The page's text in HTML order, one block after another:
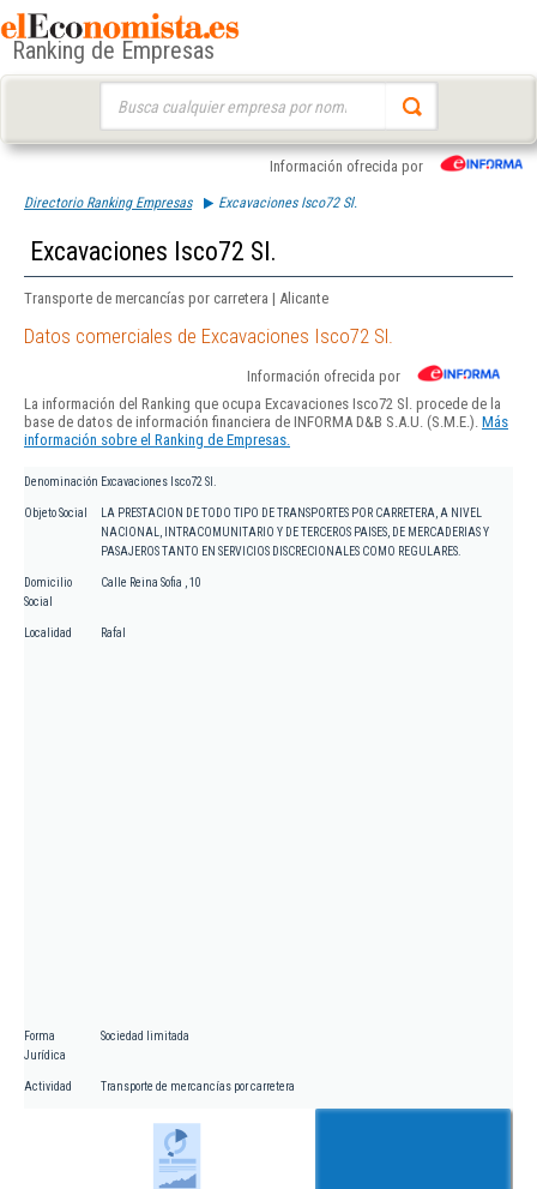
Ranking de Empresas
Información ofrecida por
Directorio Ranking Empresas Excavaciones Isco72 Sl.
Excavaciones Isco72 Sl.
Transporte de mercancías por carretera | Alicante
Datos comerciales de Excavaciones Isco72 Sl.
Información ofrecida por
La información del Ranking que ocupa Excavaciones Isco72 Sl. procede de la
base de datos de información financiera de INFORMA D&B S.A.U. (S.M.E.). Más
información sobre el Ranking de Empresas.
Denominación Excavaciones Isco72 Sl.
Objeto Social
LA PRESTACION DE TODO TIPO DE TRANSPORTES POR CARRETERA, A NIVEL
NACIONAL, INTRACOMUNITARIO Y DE TERCEROS PAISES, DE MERCADERIAS Y
PASAJEROS TANTO EN SERVICIOS DISCRECIONALES COMO REGULARES.
Domicilio
Social
Calle Reina Sofia , 10
Localidad Rafal
Forma
Jurídica
Sociedad limitada
Actividad Transporte de mercancías por carretera